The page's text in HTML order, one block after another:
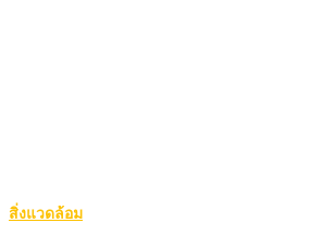
สิ่งแวดล้อม